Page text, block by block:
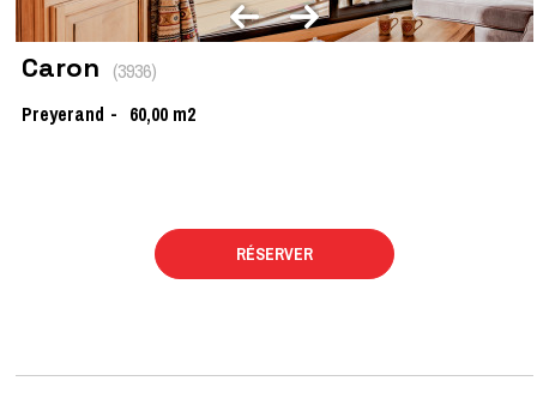
Caron (3936)
Preyerand
60,00 m2
RÉSERVER